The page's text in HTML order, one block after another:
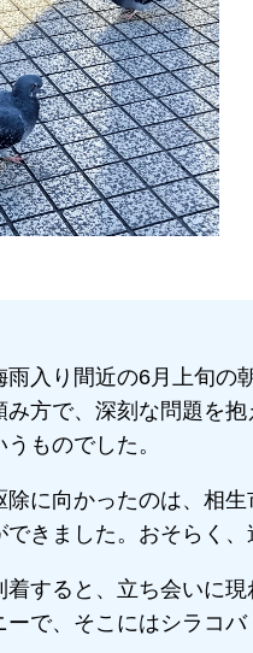
雨入り間近の6月上旬の
み方で、深刻な問題を
ものでした。
除に向かったのは、相
できました。おそらく
着すると、立ち会いに
ーで、そこにはシラコ